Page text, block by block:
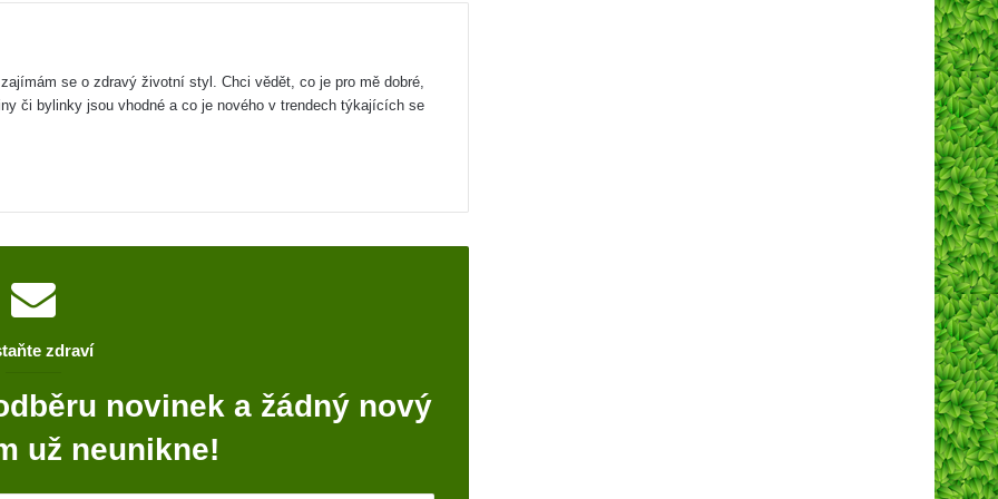
se o zdravý životní styl. Chci vědět, co je pro mě dobré,
či bylinky jsou vhodné a co je nového v trendech týkajících se
zdraví
novinek a žádný nový
už neunikne!